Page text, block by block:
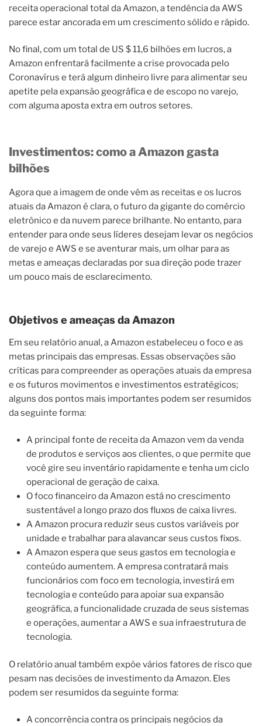
receita operacional total da Amazon, a tendência da AWS
parece estar ancorada em um crescimento sólido e rápido.
No final, com um total de US $ 11,6 bilhões em lucros, a
Amazon enfrentará facilmente a crise provocada pelo
Coronavírus e terá algum dinheiro livre para alimentar seu
apetite pela expansão geográfica e de escopo no varejo,
com alguma aposta extra em outros setores.
Investimentos: como a Amazon gasta
bilhões
Agora que a imagem de onde vêm as receitas e os lucros
atuais da Amazon é clara, o futuro da gigante do comércio
eletrônico e da nuvem parece brilhante. No entanto, para
entender para onde seus líderes desejam levar os negócios
de varejo e AWS e se aventurar mais, um olhar para as
metas e ameaças declaradas por sua direção pode trazer
um pouco mais de esclarecimento.
Objetivos e ameaças da Amazon
Em seu relatório anual, a Amazon estabeleceu o foco e as
metas principais das empresas. Essas observações são
críticas para compreender as operações atuais da empresa
e os futuros movimentos e investimentos estratégicos;
alguns dos pontos mais importantes podem ser resumidos
da seguinte forma:
A principal fonte de receita da Amazon vem da venda
de produtos e serviços aos clientes, o que permite que
você gire seu inventário rapidamente e tenha um ciclo
operacional de geração de caixa.
O foco financeiro da Amazon está no crescimento
sustentável a longo prazo dos fluxos de caixa livres.
A Amazon procura reduzir seus custos variáveis ​​por
unidade e trabalhar para alavancar seus custos fixos.
A Amazon espera que seus gastos em tecnologia e
conteúdo aumentem. A empresa contratará mais
funcionários com foco em tecnologia, investirá em
tecnologia e conteúdo para apoiar sua expansão
geográfica, a funcionalidade cruzada de seus sistemas
e operações, aumentar a AWS e sua infraestrutura de
tecnologia.
O relatório anual também expõe vários fatores de risco que
pesam nas decisões de investimento da Amazon. Eles
podem ser resumidos da seguinte forma:
A concorrência contra os principais negócios da